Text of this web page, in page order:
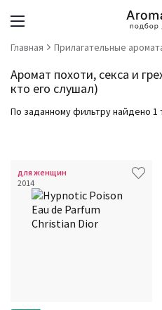
Главная Прилагательные
Аромат похоти, секса и
кто его слушал)
По заданному фильтру найдено 1
для женщин
2014